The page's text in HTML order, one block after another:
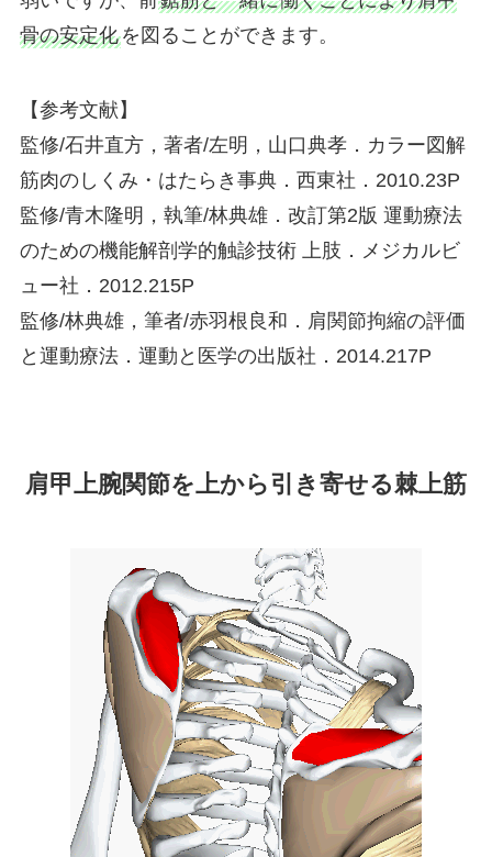
骨の安定化を図ることができます。
【参考文献】
監修/石井直方，著者/左明，山口典孝．カラー図解
筋肉のしくみ・はたらき事典．西東社．2010.23P
監修/青木隆明，執筆/林典雄．改訂第2版 運動療法
のための機能解剖学的触診技術 上肢．メジカルビ
ュー社．2012.215P
監修/林典雄，筆者/赤羽根良和．肩関節拘縮の評価
と運動療法．運動と医学の出版社．2014.217P
肩甲上腕関節を上から引き寄せる棘上筋